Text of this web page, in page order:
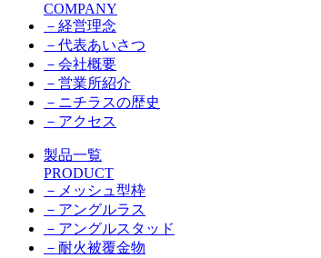
COMPANY
－ 経営理念
－ 代表あいさつ
－ 会社概要
－ 営業所紹介
－ ニチラスの歴史
－ アクセス
製品一覧
PRODUCT
－ メッシュ型枠
－ アングルラス
－ アングルスタッド
－ 耐火被覆金物